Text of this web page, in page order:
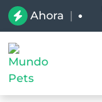
Ahora |